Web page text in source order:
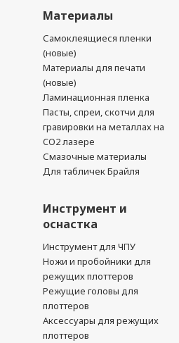
Материалы
Самоклеящиеся пленки
(новые)
Материалы для печати
(новые)
Ламинационная пленка
Пасты, спреи, скотчи для
гравировки на металлах на
CO2 лазере
Смазочные материалы
Для табличек Брайля
Инструмент и
оснастка
Инструмент для ЧПУ
Ножи и пробойники для
режущих плоттеров
Режущие головы для
плоттеров
Аксессуары для режущих
плоттеров